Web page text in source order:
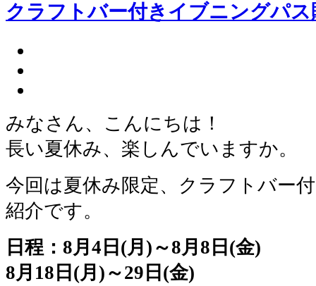
クラフトバー付きイブニングパス
みなさん、こんにちは！
長い夏休み、楽しんでいますか。
今回は夏休み限定、クラフトバー
紹介です。
日程：8月4日(月)～8月8日(金)
8月18日(月)～29日(金)